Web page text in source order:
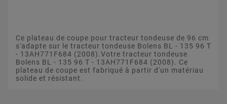
Ce plateau de coupe pour tracteur tondeuse de 96 cm
s'adapte sur le tracteur tondeuse Bolens BL - 135 96 T
- 13AH771F684 (2008).Votre tracteur tondeuse
Bolens BL - 135 96 T - 13AH771F684 (2008). Ce
plateau de coupe est fabriqué à partir d'un matériau
solide et résistant.